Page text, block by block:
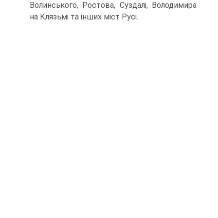
Волинського, Ростова, Суздалі, Володимира
на Клязьмі та інших міст Русі.